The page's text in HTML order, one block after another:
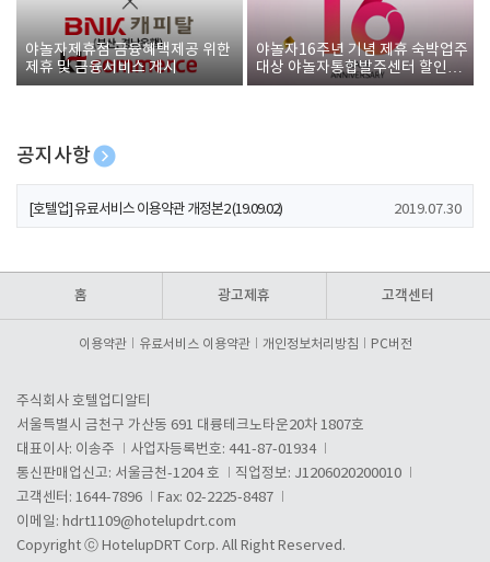
야놀자제휴점 금융혜택제공 위한
제휴 및 금융서비스 게시
야놀자16주년 기념 제휴 숙박업주
대상 야놀자통합발주센터 할인쿠
폰 증정
공지사항
[호텔업] 개인정보 처리방침 개정본1 (19.09.02)
[호텔업] 유료서비스 이용약관 개정본2 (19.09.02) 2019.07.30
홈 광고제휴 고객센터
이용약관 유료서비스 이용약관 개인정보처리방침 PC버전
주식회사 호텔업디알티
서울특별시 금천구 가산동 691 대륭테크노타운20차 1807호
대표이사: 이송주
사업자등록번호: 441-87-01934
통신판매업신고: 서울금천-1204 호
직업정보: J1206020200010
고객센터: 1644-7896
Fax: 02-2225-8487
이메일: hdrt1109@hotelupdrt.com
Copyright ⓒ HotelupDRT Corp. All Right Reserved.